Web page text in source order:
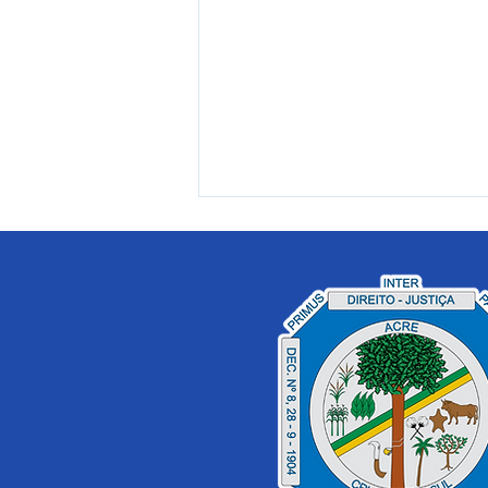
Prefeitura de Cruzeiro do
Sul define protocolo de
ações contra Covid-19 nas
escolas municipais.